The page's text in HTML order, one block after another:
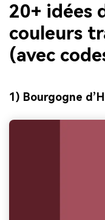
20+ idées
couleurs
(avec
1) Bourgogne